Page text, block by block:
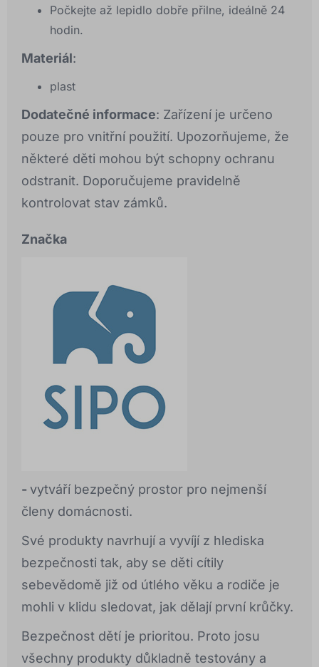
Počkejte až lepidlo dobře přilne, ideálně 24
hodin.
Materiál:
plast
Dodatečné informace: Zařízení je určeno
pouze pro vnitřní použití. Upozorňujeme, že
některé děti mohou být schopny ochranu
odstranit. Doporučujeme pravidelně
kontrolovat stav zámků.
Značka
- vytváří bezpečný prostor pro nejmenší
členy domácnosti.
Své produkty navrhují a vyvíjí z hlediska
bezpečnosti tak, aby se děti cítily
sebevědomě již od útlého věku a rodiče je
mohli v klidu sledovat, jak dělají první krůčky.
Bezpečnost dětí je prioritou. Proto josu
všechny produkty důkladně testovány a